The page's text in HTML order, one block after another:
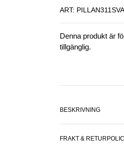
ART:
Denna produkt är
tillgänglig.
BESKRIVNING
FRAKT &